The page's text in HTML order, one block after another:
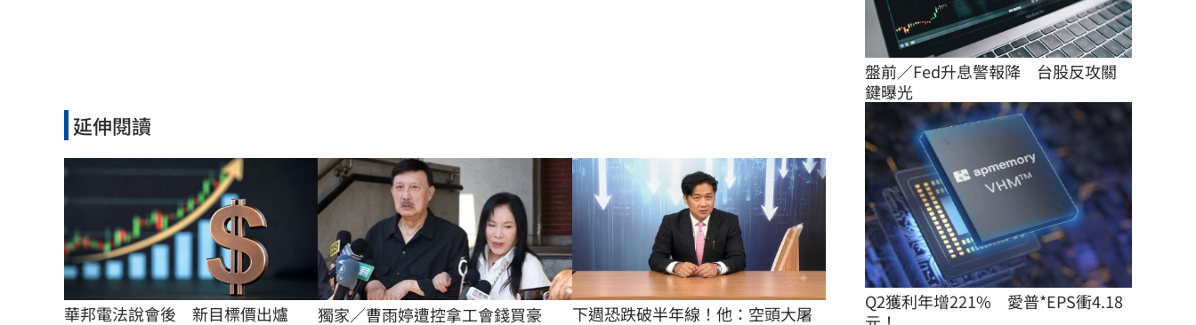
延伸閱讀
華邦電法說會後　新目標價出爐
獨家／曹雨婷遭控拿工會錢買豪
下週恐跌破半年線！他：空頭大屠
盤前／Fed升息警報降　台股反攻關
鍵曝光
Q2獲利年增221%　愛普*EPS衝4.18